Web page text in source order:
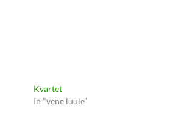
Kvartet
In "vene luule"